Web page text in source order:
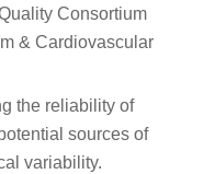
Consortium
& Cardiovascular
the reliability of
sources of
variability.